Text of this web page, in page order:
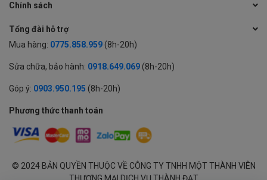
Chính sách
Tổng đài hỗ trợ
Mua hàng: 0775.858.959 (8h-20h)
Sửa chữa, bảo hành: 0918.649.069 (8h-20h)
Góp ý: 0903.950.195 (8h-20h)
Phương thức thanh toán
© 2024 BẢN QUYỀN THUỘC VỀ CÔNG TY TNHH MỘT THÀNH VIÊN
THƯƠNG MẠI DỊCH VỤ THÀNH ĐẠT